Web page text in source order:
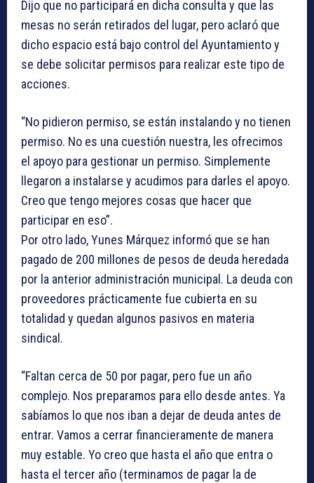
Dijo que no participará en dicha consulta y que las
mesas no serán retirados del lugar, pero aclaró que
dicho espacio está bajo control del Ayuntamiento y
se debe solicitar permisos para realizar este tipo de
acciones.
“No pidieron permiso, se están instalando y no tienen
permiso. No es una cuestión nuestra, les ofrecimos
el apoyo para gestionar un permiso. Simplemente
llegaron a instalarse y acudimos para darles el apoyo.
Creo que tengo mejores cosas que hacer que
participar en eso”.
Por otro lado, Yunes Márquez informó que se han
pagado de 200 millones de pesos de deuda heredada
por la anterior administración municipal. La deuda con
proveedores prácticamente fue cubierta en su
totalidad y quedan algunos pasivos en materia
sindical.
“Faltan cerca de 50 por pagar, pero fue un año
complejo. Nos preparamos para ello desde antes. Ya
sabíamos lo que nos iban a dejar de deuda antes de
entrar. Vamos a cerrar financieramente de manera
muy estable. Yo creo que hasta el año que entra o
hasta el tercer año (terminamos de pagar la de